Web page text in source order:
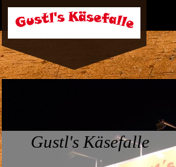
Gustl's Käsefalle